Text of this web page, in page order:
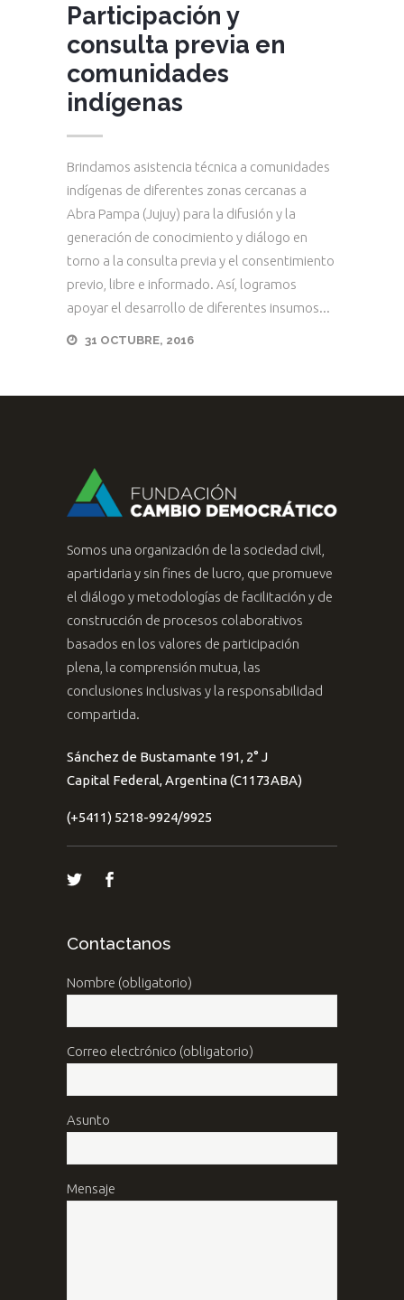
Participación y
consulta previa en
comunidades
indígenas
Brindamos asistencia técnica a comunidades
indígenas de diferentes zonas cercanas a
Abra Pampa (Jujuy) para la difusión y la
generación de conocimiento y diálogo en
torno a la consulta previa y el consentimiento
previo, libre e informado. Así, logramos
apoyar el desarrollo de diferentes insumos...
31 OCTUBRE, 2016
Somos una organización de la sociedad civil,
apartidaria y sin fines de lucro, que promueve
el diálogo y metodologías de facilitación y de
construcción de procesos colaborativos
basados en los valores de participación
plena, la comprensión mutua, las
conclusiones inclusivas y la responsabilidad
compartida.
Sánchez de Bustamante 191, 2° J
Capital Federal, Argentina (C1173ABA)
(+5411) 5218-9924/9925
Contactanos
Nombre (obligatorio)
Correo electrónico (obligatorio)
Asunto
Mensaje